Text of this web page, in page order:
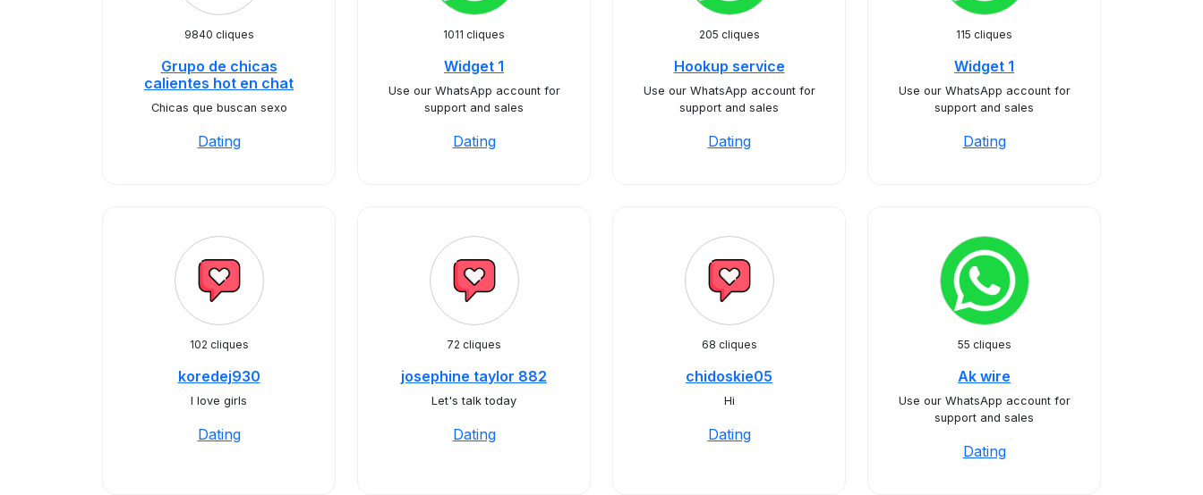
9840 cliques
Grupo de chicas
calientes hot en chat
Chicas que buscan sexo
Dating
1011 cliques
Widget 1
Use our WhatsApp account for
support and sales
Dating
205 cliques
Hookup service
Use our WhatsApp account for
support and sales
Dating
115 cliques
Widget 1
Use our WhatsApp account for
support and sales
Dating
102 cliques
koredej930
I love girls
Dating
72 cliques
josephine taylor 882
Let's talk today
Dating
68 cliques
chidoskie05
Hi
Dating
55 cliques
Ak wire
Use our WhatsApp account for
support and sales
Dating